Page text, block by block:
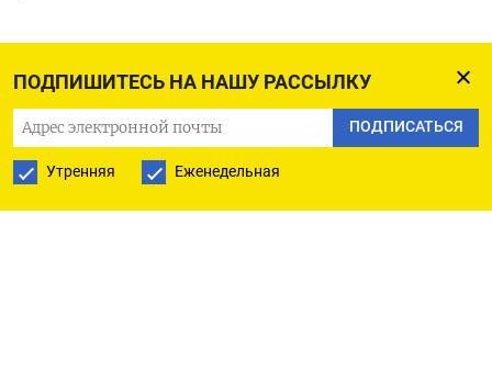
ПОДПИШИТЕСЬ НА НАШУ РАССЫЛКУ
ПОДПИСАТЬСЯ
Утренняя Еженедельная
ПОДПИСАТЬСЯ НА ТЕЛЕГРАМ
ПОДПИСАТЬСЯ В GOOGLE